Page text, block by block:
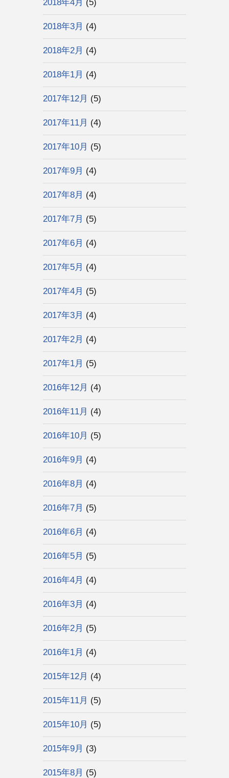
2018年4月 (5)
2018年3月 (4)
2018年2月 (4)
2018年1月 (4)
2017年12月 (5)
2017年11月 (4)
2017年10月 (5)
2017年9月 (4)
2017年8月 (4)
2017年7月 (5)
2017年6月 (4)
2017年5月 (4)
2017年4月 (5)
2017年3月 (4)
2017年2月 (4)
2017年1月 (5)
2016年12月 (4)
2016年11月 (4)
2016年10月 (5)
2016年9月 (4)
2016年8月 (4)
2016年7月 (5)
2016年6月 (4)
2016年5月 (5)
2016年4月 (4)
2016年3月 (4)
2016年2月 (5)
2016年1月 (4)
2015年12月 (4)
2015年11月 (5)
2015年10月 (5)
2015年9月 (3)
2015年8月 (5)